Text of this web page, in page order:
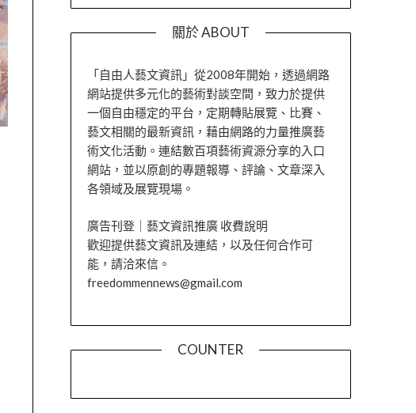
關於 ABOUT
「自由人藝文資訊」從2008年開始，透過網路
網站提供多元化的藝術對談空間，致力於提供
一個自由穩定的平台，定期轉貼展覽、比賽、
藝文相關的最新資訊，藉由網路的力量推廣藝
術文化活動。連結數百項藝術資源分享的入口
網站，並以原創的專題報導、評論、文章深入
各領域及展覽現場。
廣告刊登｜藝文資訊推廣 收費說明
歡迎提供藝文資訊及連結，以及任何合作可
能，請洽來信。
freedommennews@gmail.com
COUNTER